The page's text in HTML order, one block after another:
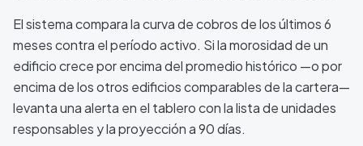
El sistema compara la curva de cobros de los últimos 6
meses contra el período activo. Si la morosidad de un
edificio crece por encima del promedio histórico —o por
encima de los otros edificios comparables de la cartera—
levanta una alerta en el tablero con la lista de unidades
responsables y la proyección a 90 días.